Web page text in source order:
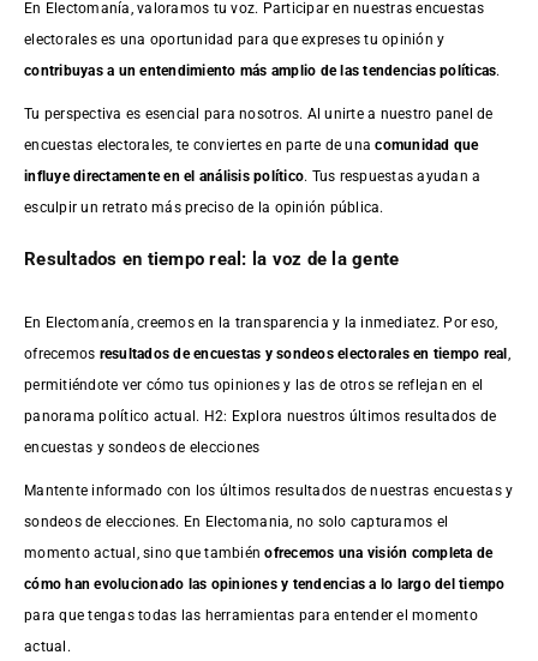
En Electomanía, valoramos tu voz. Participar en nuestras encuestas
electorales es una oportunidad para que expreses tu opinión y
contribuyas a un entendimiento más amplio de las tendencias políticas.
Tu perspectiva es esencial para nosotros. Al unirte a nuestro panel de
encuestas electorales, te conviertes en parte de unacomunidad que
influye directamente en el análisis político. Tus respuestas ayudan a
esculpir un retrato más preciso de la opinión pública.
Resultados en tiempo real: la voz de la gente
En Electomanía, creemos en la transparencia y la inmediatez. Por eso,
ofrecemos resultados deencuestas y sondeos electorales en tiempo real ,
permitiéndote ver cómo tus opiniones y las de otros se reflejan en el
panorama político actual. H2: Explora nuestros últimos resultados de
encuestas y sondeos de elecciones
Mantente informado con los últimos resultados de nuestras encuestasy
sondeos de elecciones. En Electomania, no solo capturamos el
momento actual, sino que tambiénofrecemos una visión completa de
cómo han evolucionado las opiniones y tendencias a lo largo del tiempo
para que tengas todas las herramientas para entender el momento
actual.